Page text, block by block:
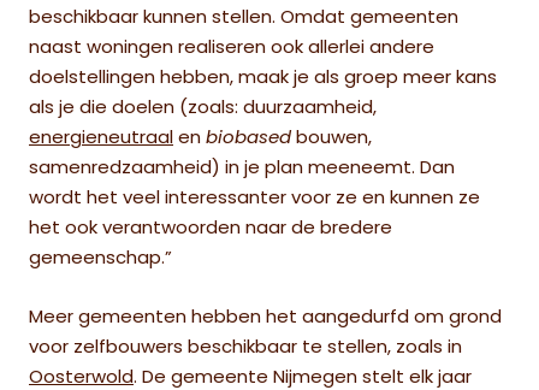
beschikbaar kunnen stellen. Omdat gemeenten
naast woningen realiseren ook allerlei andere
doelstellingen hebben, maak je als groep meer kans
als je die doelen (zoals: duurzaamheid,
energieneutraal en biobased bouwen,
samenredzaamheid) in je plan meeneemt. Dan
wordt het veel interessanter voor ze en kunnen ze
het ook verantwoorden naar de bredere
gemeenschap.”
Meer gemeenten hebben het aangedurfd om grond
voor zelfbouwers beschikbaar te stellen, zoals in
Oosterwold. De gemeente Nijmegen stelt elk jaar